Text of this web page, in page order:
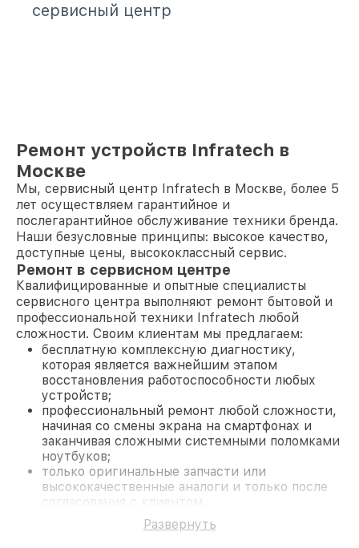
сервисный центр
Ремонт устройств Infratech в
Москве
Мы, сервисный центр Infratech в Москве, более 5
лет осуществляем гарантийное и
послегарантийное обслуживание техники бренда.
Наши безусловные принципы: высокое качество,
доступные цены, высококлассный сервис.
Ремонт в сервисном центре
Квалифицированные и опытные специалисты
сервисного центра выполняют ремонт бытовой и
профессиональной техники Infratech любой
сложности. Своим клиентам мы предлагаем:
бесплатную комплексную диагностику,
которая является важнейшим этапом
восстановления работоспособности любых
устройств;
профессиональный ремонт любой сложности,
начиная со смены экрана на смартфонах и
заканчивая сложными системными поломками
ноутбуков;
только оригинальные запчасти или
высококачественные аналоги и только после
согласования с клиентом.
На все работы и замененные комплектующие
предоставляется длительная гарантия. В случае
Развернуть